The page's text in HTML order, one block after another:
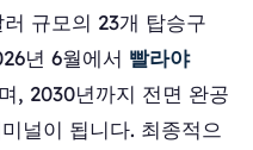
규모의 23개 탑승구
년 6월에서 빨라야
, 2030년까지 전면 완공
널이 됩니다. 최종적으